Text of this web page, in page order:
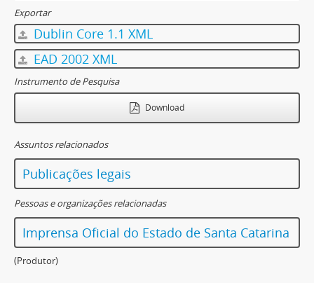
Exportar
Dublin Core 1.1 XML
EAD 2002 XML
Instrumento de Pesquisa
Download
Assuntos relacionados
Publicações legais
Pessoas e organizações relacionadas
Imprensa Oficial do Estado de Santa Catarina
(Produtor)